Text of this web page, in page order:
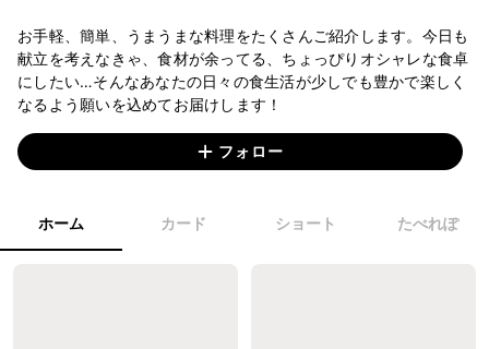
お手軽、簡単、うまうまな料理をたくさんご紹介します。今日も
献立を考えなきゃ、食材が余ってる、ちょっぴりオシャレな食卓
にしたい…そんなあなたの日々の食生活が少しでも豊かで楽しく
なるよう願いを込めてお届けします！
フォロー
ホーム カード ショート たべれぽ